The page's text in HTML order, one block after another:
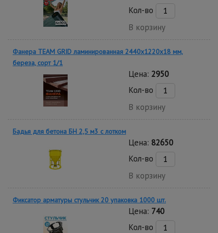
Кол-во
В корзину
Фанера TEAM GRID ламинированная 2440х1220х18 мм,
береза, сорт 1/1
Цена: 2950
Кол-во
В корзину
Бадья для бетона БН 2,5 м3 с лотком
Цена: 82650
Кол-во
В корзину
Фиксатор арматуры стульчик 20 упаковка 1000 шт.
Цена: 740
Кол-во